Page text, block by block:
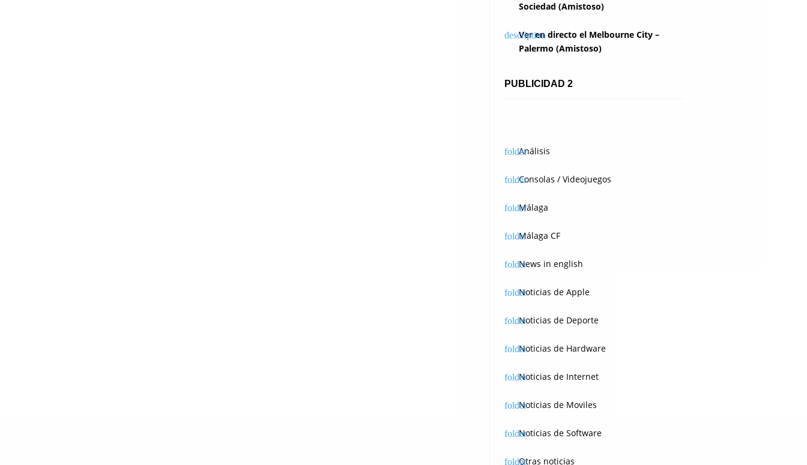
Sociedad (Amistoso)
Ver en directo el Melbourne City –
Palermo (Amistoso)
PUBLICIDAD 2
Análisis
Consolas / Videojuegos
Málaga
Málaga CF
News in english
Noticias de Apple
Noticias de Deporte
Noticias de Hardware
Noticias de Internet
Noticias de Moviles
Noticias de Software
Otras noticias